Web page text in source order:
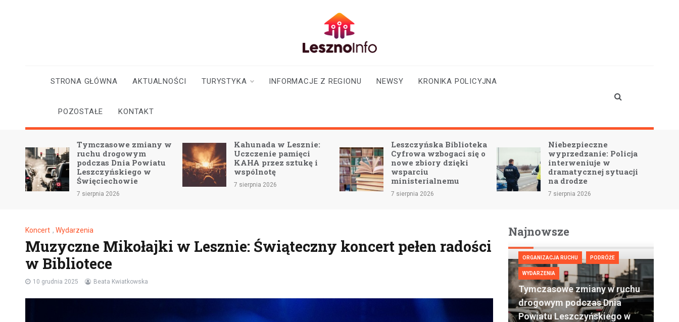
aktualności
STRONA GŁÓWNA AKTUALNOŚCI TURYSTYKA INFORMACJE Z REGIONU NEWSY KRONIKA POLICYJNA
POZOSTAŁE KONTAKT
drogowym
Dnia Powiatu
w
Kahunada w Lesznie:
Uczczenie pamięci
KAHA przez sztukę i
wspólnotę
7 sierpnia 2026
Leszczyńska Biblioteka
Cyfrowa wzbogaci się o
nowe zbiory dzięki
ministerialnemu
Niebezpieczne
wyprzedzanie: Policja
interweniuje w
dramatycznej sytuacji
na drodze
Chodnik przy ul.
Wolności w
umowa
7 sierpnia 2026
Koncert , Wydarzenia
Muzyczne Mikołajki w Lesznie: Świąteczny koncert pełen radości
w Bibliotece
10 grudnia 2025 Beata Kwiatkowska
Najnowsze
ORGANIZACJA RUCHU PODRÓŻE
WYDARZENIA
Tymczasowe zmiany w ruchu
drogowym podczas Dnia
Powiatu Leszczyńskiego w